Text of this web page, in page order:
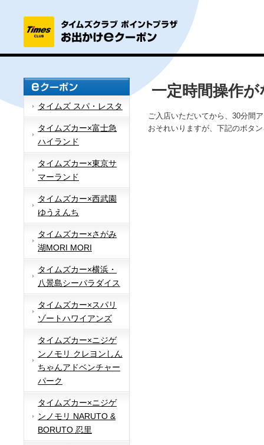
タイムズ スパ・レスタ
タイムズカー×富士急
ハイランド
タイムズカー×東京サ
マーランド
タイムズカー×西武園
ゆうえんち
タイムズカー×さがみ
湖MORI MORI
タイムズカー×横浜・
八景島シーパラダイス
タイムズカー×スパリ
ゾートハワイアンズ
タイムズカー×ニジゲ
ンノモリ クレヨンしん
ちゃんアドベンチャー
パーク
タイムズカー×ニジゲ
ンノモリ NARUTO &
BORUTO 忍里
一定時間操作
ご入店いただいてから、30分間
おそれいりますが、下記のボタ